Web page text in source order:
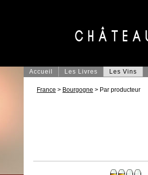
Accueil Les Livres Les Vins
France > Bourgogne > Par producteur